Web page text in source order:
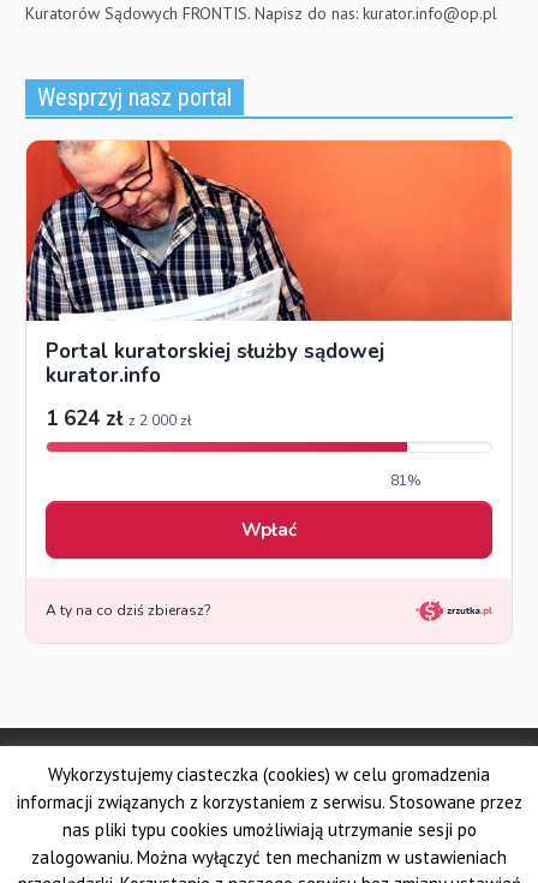
Kuratorów Sądowych FRONTIS. Napisz do nas: kurator.info@op.pl
Wesprzyj nasz portal
© Made by DSKS Frontis
Dolnośląskie Stowarzyszenie Kuratorów Sądowych FRONTIS
Fundacja PROBARE
Krajowe Stowarzyszenie Zawodowych Kuratorów Sądowych
Wielkopolskie Stowarzyszenie Kuratorów Sądowych
Pomorskie Stowarzyszenie Zawodowych Kuratorów Sądowych
Wykorzystujemy ciasteczka (cookies) w celu gromadzenia
informacji związanych z korzystaniem z serwisu. Stosowane przez
nas pliki typu cookies umożliwiają utrzymanie sesji po
zalogowaniu. Można wyłączyć ten mechanizm w ustawieniach